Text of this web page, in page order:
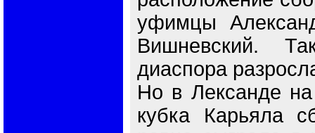
уфимцы
Вишневский.
диаспора
Но в Лександе
кубка Карьяла